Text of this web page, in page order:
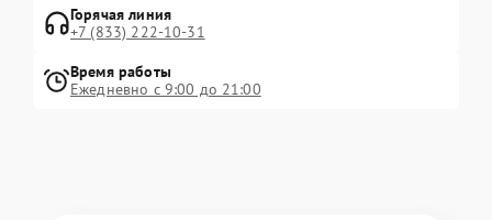
Горячая линия
+7 (833) 222-10-31
Время работы
Ежедневно с 9:00 до 21:00